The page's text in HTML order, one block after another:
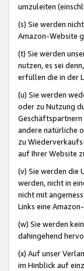
umzuleiten
(s) Sie werden
Amazon-Website
(t) Sie werden
nutzen, es sei
erfüllen die in der
(u) Sie werden
oder zu Nutzung
andere natürliche
zu
auf Ihrer Website
(v) Sie werden die
werden, nicht in
nicht mit
Links eine
(w) Sie werden
dahingehend
(x) Auf unser
im Hinblick auf